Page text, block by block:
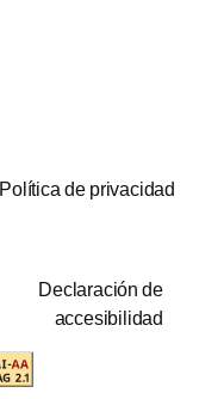
Política de privacidad
Declaración de
accesibilidad